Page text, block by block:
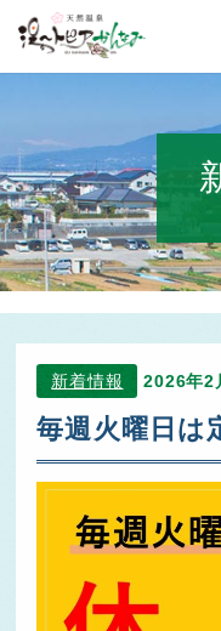
新着情報 2026年2
毎週火曜日は